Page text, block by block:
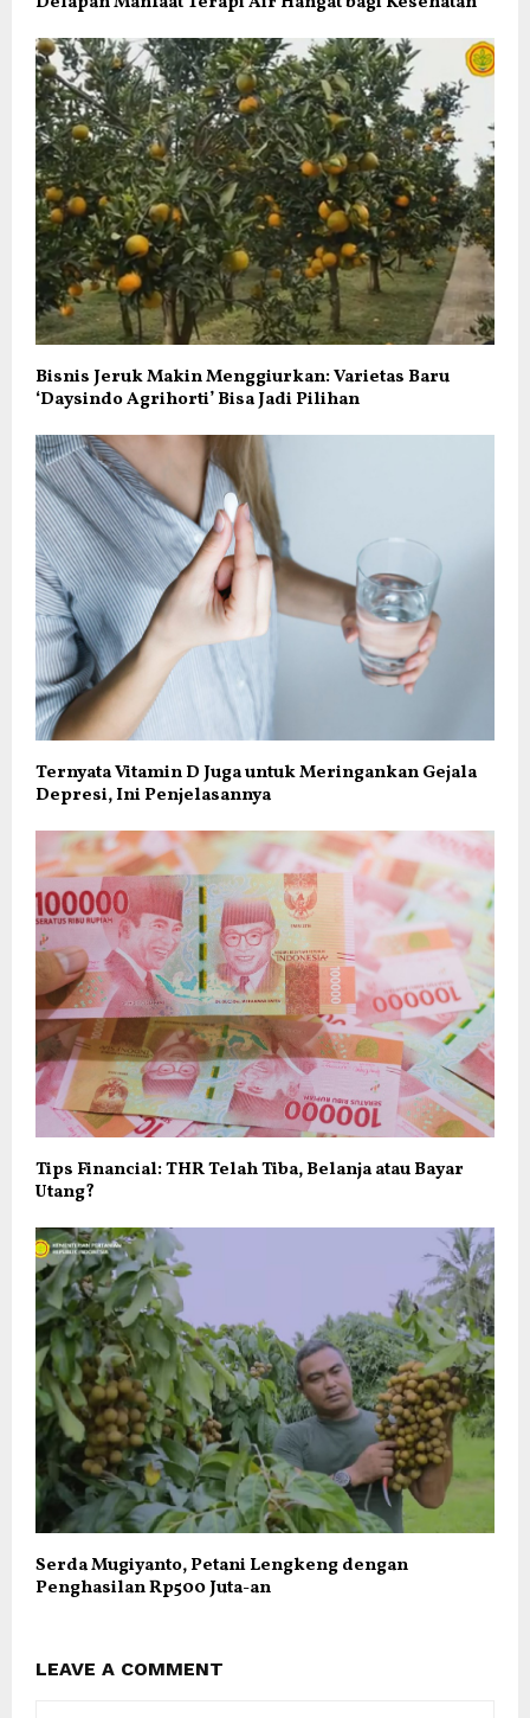
Bisnis Jeruk Makin Menggiurkan: Varietas Baru
‘Daysindo Agrihorti’ Bisa Jadi Pilihan
Ternyata Vitamin D Juga untuk Meringankan Gejala
Depresi, Ini Penjelasannya
Tips Financial: THR Telah Tiba, Belanja atau Bayar
Utang?
Serda Mugiyanto, Petani Lengkeng dengan
Penghasilan Rp500 Juta-an
LEAVE A COMMENT